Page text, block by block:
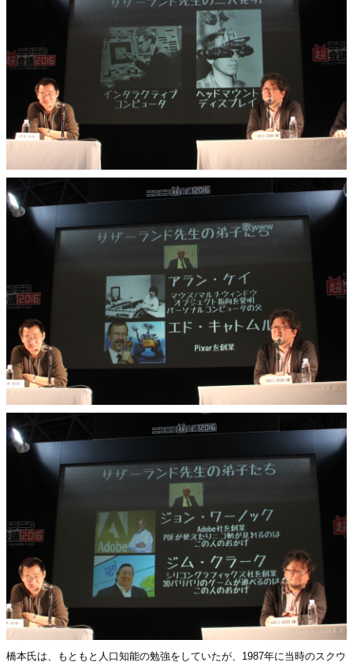
橋本氏は、もともと人口知能の勉強をしていたが、1987年に当時のスクウ